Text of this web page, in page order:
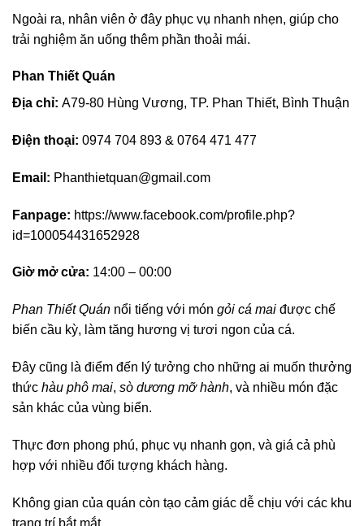
Ngoài ra, nhân viên ở đây phục vụ nhanh nhẹn, giúp cho
trải nghiệm ăn uống thêm phần thoải mái.
Phan Thiết Quán
Địa chỉ: A79-80 Hùng Vương, TP. Phan Thiết, Bình Thuận
Điện thoại: 0974 704 893 & 0764 471 477
Email: Phanthietquan@gmail.com
Fanpage: https://www.facebook.com/profile.php?
id=100054431652928
Giờ mở cửa: 14:00 – 00:00
Phan Thiết Quán nổi tiếng với món gỏi cá mai được chế
biến cầu kỳ, làm tăng hương vị tươi ngon của cá.
Đây cũng là điểm đến lý tưởng cho những ai muốn thưởng
thức hàu phô mai, sò dương mỡ hành, và nhiều món đặc
sản khác của vùng biển.
Thực đơn phong phú, phục vụ nhanh gọn, và giá cả phù
hợp với nhiều đối tượng khách hàng.
Không gian của quán còn tạo cảm giác dễ chịu với các khu
trang trí bắt mắt.